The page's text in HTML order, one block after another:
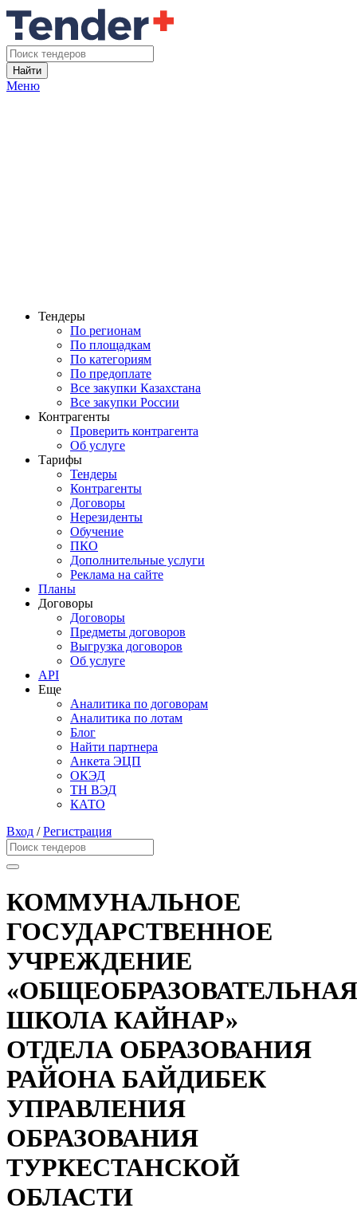
Найти
Меню
Тендеры
По регионам
По площадкам
По категориям
По предоплате
Все закупки Казахстана
Все закупки России
Контрагенты
Проверить контрагента
Об услуге
Тарифы
Тендеры
Контрагенты
Договоры
Нерезиденты
Обучение
ПКО
Дополнительные услуги
Реклама на сайте
Планы
Договоры
Договоры
Предметы договоров
Выгрузка договоров
Об услуге
API
Еще
Аналитика по договорам
Аналитика по лотам
Блог
Найти партнера
Анкета ЭЦП
ОКЭД
ТН ВЭД
КАТО
Вход /Регистрация
КОММУНАЛЬНОЕ
ГОСУДАРСТВЕННОЕ
УЧРЕЖДЕНИЕ
«ОБЩЕОБРАЗОВАТЕЛЬНАЯ
ШКОЛА КАЙНАР»
ОТДЕЛА ОБРАЗОВАНИЯ
РАЙОНА БАЙДИБЕК
УПРАВЛЕНИЯ
ОБРАЗОВАНИЯ
ТУРКЕСТАНСКОЙ
ОБЛАСТИ